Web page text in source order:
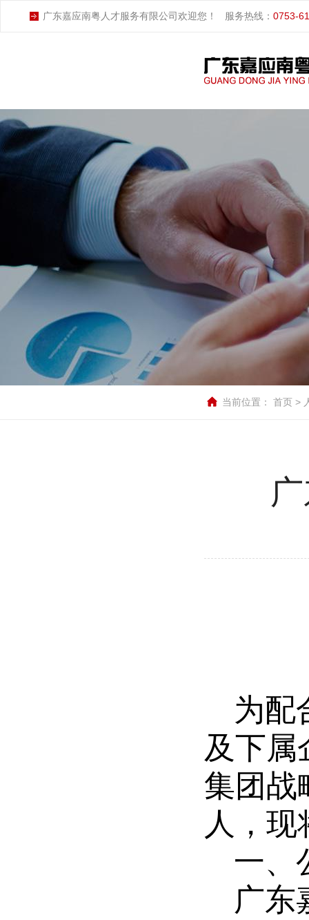
广东嘉应南粤人才服务有限公司欢迎您！ 服务热线： 0753-
当前位置： 首页 >
为配
及下属
集团战
人 ， 现
一、
广东